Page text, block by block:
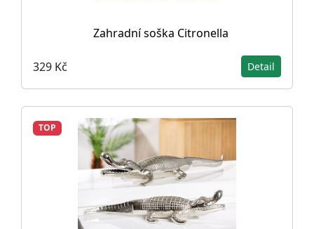
Zahradní soška Citronella
329 Kč Detail
TOP